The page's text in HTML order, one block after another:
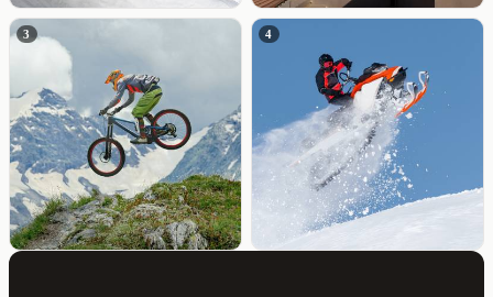
3 4